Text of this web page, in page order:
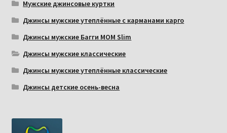
Мужские джинсовые куртки
Джинсы мужские утеплённые с карманами карго
Джинсы мужские Багги МОМ Slim
Джинсы мужские классические
Джинсы мужские утеплённые классические
Джинсы детские осень-весна